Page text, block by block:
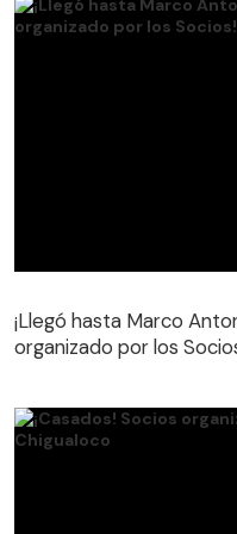
organizado por los
¡Llegó hasta Marco
organizado por los